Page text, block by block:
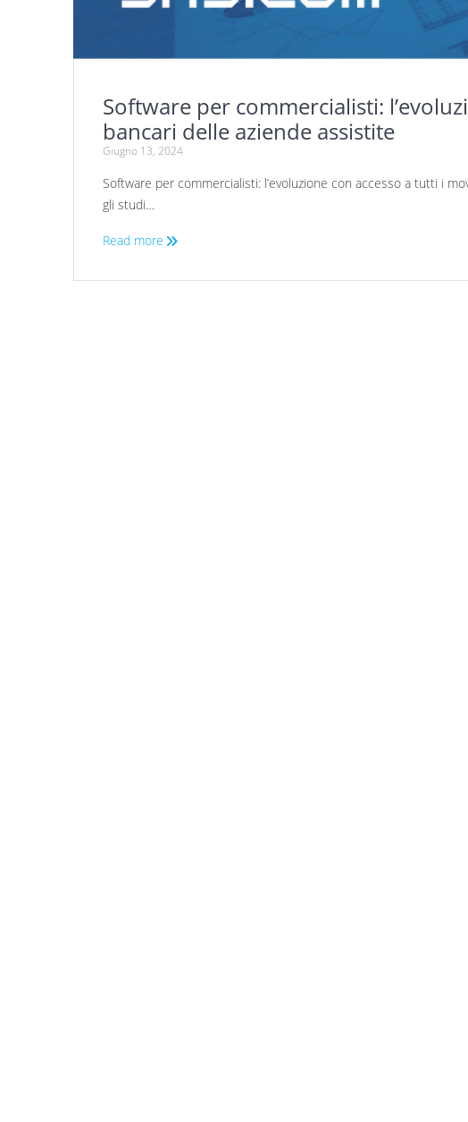
Software per commercialisti:
bancari delle aziende assistite
Giugno 13, 2024
Software per commercialisti: l’evoluzione con accesso a tutti i
gli studi…
Read more